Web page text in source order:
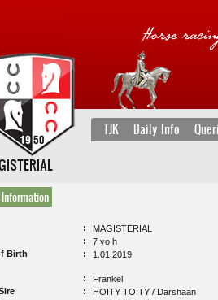
TJK Daily Info
MAGISTERIAL
7 yo h
Birth
1.01.2019
Frankel
HOITY TOITY / Darshaan